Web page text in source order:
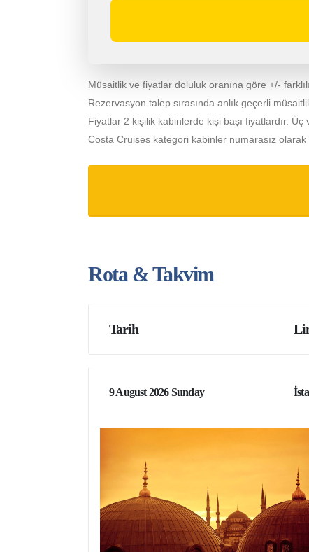
Müsaitlik ve fiyatlar doluluk oranına göre +/-
Rezervasyon talep sırasında anlık geçerli
Fiyatlar 2 kişilik kabinlerde kişi başı fiyatlardır.
Costa Cruises kategori kabinler numarasız
Rota & Takvim
Tarih
9 August 2026 Sunday